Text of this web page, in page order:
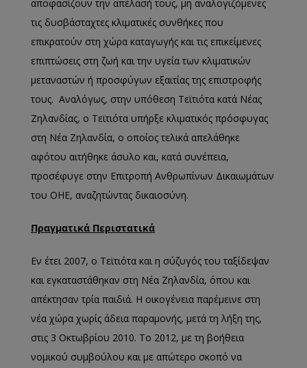
αποφασίζουν την απέλασή τους, μη αναλογιζόμενες
τις δυσβάσταχτες κλιματικές συνθήκες που
επικρατούν στη χώρα καταγωγής και τις επικείμενες
επιπτώσεις στη ζωή και την υγεία των κλιματικών
μεταναστών ή προσφύγων εξαιτίας της επιστροφής
τους. Αναλόγως, στην υπόθεση Τεϊτιότα κατά Νέας
Ζηλανδίας, ο Τεϊτιότα υπήρξε κλιματικός πρόσφυγας
στη Νέα Ζηλανδία, ο οποίος τελικά απελάθηκε
αφότου αιτήθηκε άσυλο και, κατά συνέπεια,
προσέφυγε στην Επιτροπή Ανθρωπίνων Δικαιωμάτων
του ΟΗΕ, αναζητώντας δικαιοσύνη.
Πραγματικά Περιστατικά
Εν έτει 2007, ο Τεϊτιότα και η σύζυγός του ταξίδεψαν
και εγκαταστάθηκαν στη Νέα Ζηλανδία, όπου και
απέκτησαν τρία παιδιά. Η οικογένεια παρέμεινε στη
νέα χώρα χωρίς άδεια παραμονής, μετά τη λήξη της,
στις 3 Οκτωβρίου 2010. Το 2012, με τη βοήθεια
νομικού συμβούλου και με απώτερο σκοπό να